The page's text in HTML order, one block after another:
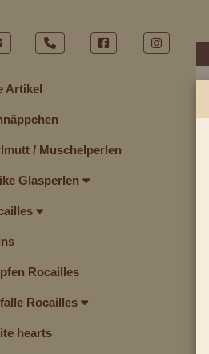
Artikel
/ Muschelperlen
Glasperlen
Rocailles
Rocailles
hearts